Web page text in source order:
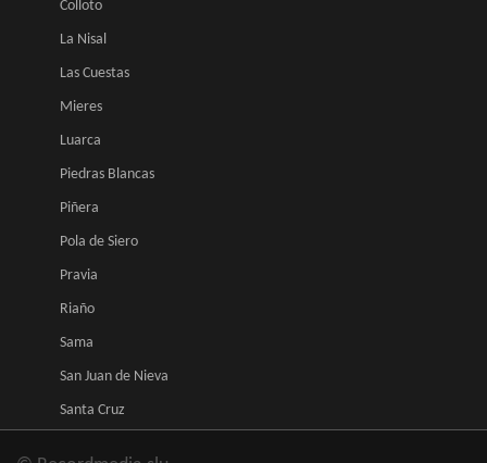
Colloto
La Nisal
Las Cuestas
Mieres
Luarca
Piedras Blancas
Piñera
Pola de Siero
Pravia
Riaño
Sama
San Juan de Nieva
Santa Cruz